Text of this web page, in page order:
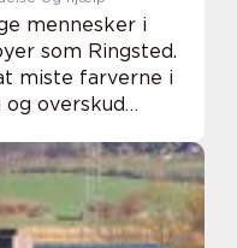
mennesker i
som Ringsted.
miste farverne i
overskud
Når vi taler